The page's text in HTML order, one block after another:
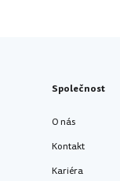
Společnost
O nás
Kontakt
Kariéra